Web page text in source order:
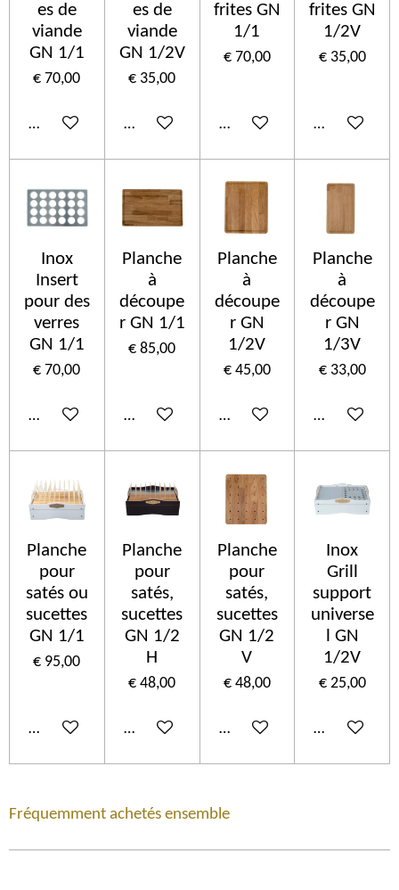
es de
viande
GN 1/1
€ 70,00
In winkelwagen
es de
viande
GN 1/2V
€ 35,00
In winkelwagen
frites GN
1/1
€ 70,00
In winkelwagen
frites GN
1/2V
€ 35,00
In
Inox
Insert
pour des
verres
GN 1/1
€ 70,00
In winkelwagen
Planche
à
découpe
r GN 1/1
€ 85,00
In winkelwagen
Planche
à
découpe
r GN
1/2V
€ 45,00
In winkelwagen
Planche
à
découpe
r GN
1/3V
€ 33,00
In
Planche
pour
satés ou
sucettes
GN 1/1
€ 95,00
In winkelwagen
Planche
pour
satés,
sucettes
GN 1/2
H
€ 48,00
In winkelwagen
Planche
pour
satés,
sucettes
GN 1/2
V
€ 48,00
In winkelwagen
Inox
Grill
support
universe
l GN
1/2V
€ 25,00
In
Fréquemment achetés ensemble